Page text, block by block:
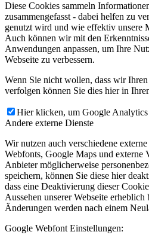
Diese Cookies sammeln
zusammengefasst - dabei helfen zu
genutzt wird und wie effektiv unsere
Auch können wir mit den
Anwendungen anpassen, um Ihre
Webseite zu verbessern.
Wenn Sie nicht wollen, dass wir
verfolgen können Sie dies hier in
Hier klicken, um Google
Andere externe Dienste
Wir nutzen auch verschiedene
Webfonts, Google Maps und externe
Anbieter möglicherweise
speichern, können Sie diese hier
dass eine Deaktivierung dieser
Aussehen unserer Webseite
Änderungen werden nach einem
Google Webfont Einstellungen: